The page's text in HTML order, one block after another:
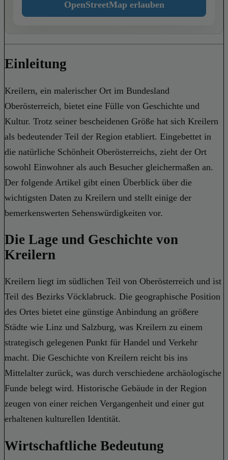
OpenStreetMap erlauben
Einleitung
Kreilern, ein malerischer Ort im Bundesland
Oberösterreich, bietet eine Fülle von Geschichte und
Kultur. Trotz seiner bescheidenen Größe hat sich Kreilern
als bedeutender Teil der Region etabliert. Eingebettet in
die natürliche Schönheit Oberösterreichs, zieht der Ort
sowohl Einwohner als auch Besucher gleichermaßen an.
Der folgende Artikel gibt einen Überblick über die
wichtigsten Daten zu Kreilern und stellt einige der
bemerkenswerten Sehenswürdigkeiten vor.
Die Lage und Geschichte von
Kreilern
Kreilern liegt im südlichen Teil von Oberösterreich und ist
Teil des Bezirks Vöcklabruck. Die geographische Position
des Ortes bietet eine günstige Anbindung an größere
Städte wie Linz und Salzburg, was Kreilern zu einem
strategisch gelegenen Punkt für Handel und Verkehr
macht. Die Geschichte von Kreilern reicht bis ins
Mittelalter zurück, was durch verschiedene archäologische
Funde belegt wird. Historische Gebäude in der Region
zeugen von einer reichen Vergangenheit und einer gut
erhaltenen kulturellen Identität.
Wirtschaftliche Bedeutung